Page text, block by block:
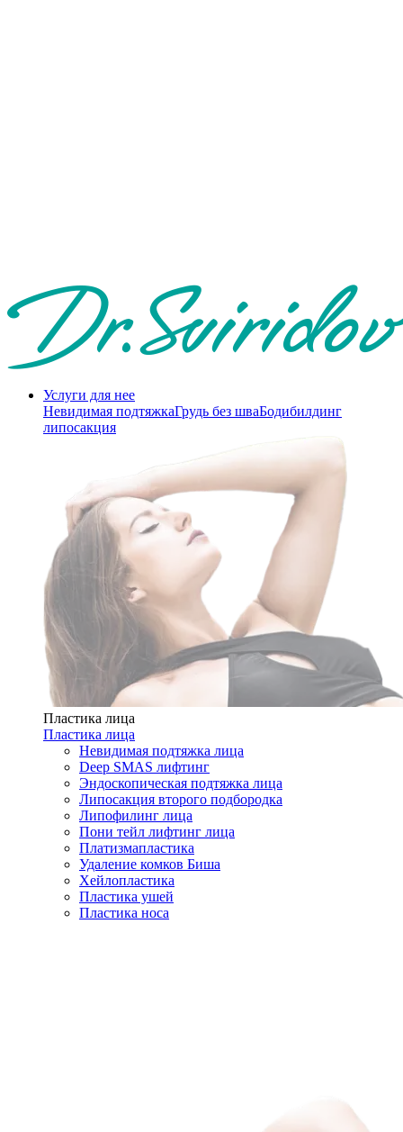
Услуги для нее
Невидимая подтяжкаГрудь без шваБодибилдинг
липосакция
Пластика лица
Пластика лица
Невидимая подтяжка лица
Deep SMAS лифтинг
Эндоскопическая подтяжка лица
Липосакция второго подбородка
Липофилинг лица
Пони тейл лифтинг лица
Платизмапластика
Удаление комков Биша
Хейлопластика
Пластика ушей
Пластика носа